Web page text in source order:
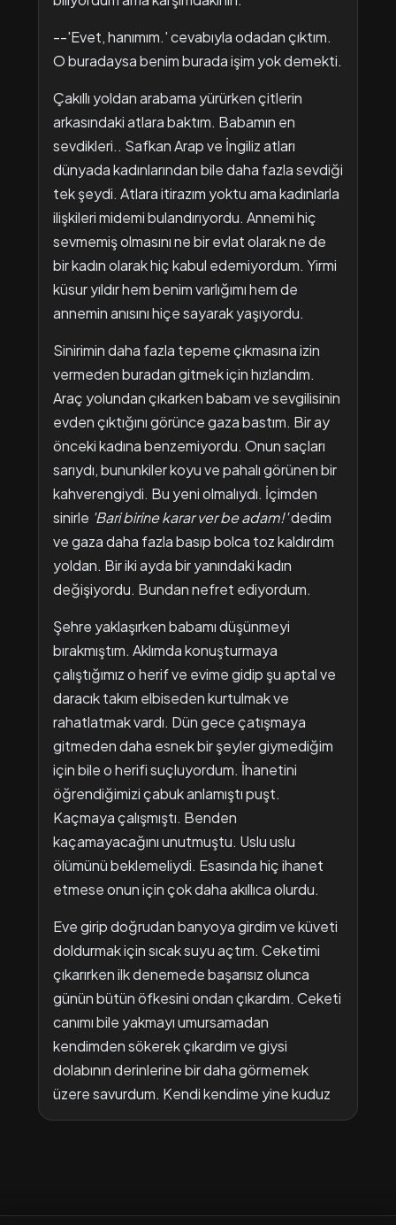
--'Evet, hanımım.' cevabıyla odadan çıktım.
O buradaysa benim burada işim yok demekti.
Çakıllı yoldan arabama yürürken çitlerin
arkasındaki atlara baktım. Babamın en
sevdikleri.. Safkan Arap ve İngiliz atları
dünyada kadınlarından bile daha fazla sevdiği
tek şeydi. Atlara itirazım yoktu ama kadınlarla
ilişkileri midemi bulandırıyordu. Annemi hiç
sevmemiş olmasını ne bir evlat olarak ne de
bir kadın olarak hiç kabul edemiyordum. Yirmi
küsur yıldır hem benim varlığımı hem de
annemin anısını hiçe sayarak yaşıyordu.
Sinirimin daha fazla tepeme çıkmasına izin
vermeden buradan gitmek için hızlandım.
Araç yolundan çıkarken babam ve sevgilisinin
evden çıktığını görünce gaza bastım. Bir ay
önceki kadına benzemiyordu. Onun saçları
sarıydı, bununkiler koyu ve pahalı görünen bir
kahverengiydi. Bu yeni olmalıydı. İçimden
sinirle 'Bari birine karar ver be adam!'dedim
ve gaza daha fazla basıp bolca toz kaldırdım
yoldan. Bir iki ayda bir yanındaki kadın
değişiyordu. Bundan nefret ediyordum.
Şehre yaklaşırken babamı düşünmeyi
bırakmıştım. Aklımda konuşturmaya
çalıştığımız o herif ve evime gidip şu aptal ve
daracık takım elbiseden kurtulmak ve
rahatlatmak vardı. Dün gece çatışmaya
gitmeden daha esnek bir şeyler giymediğim
için bile o herifi suçluyordum. İhanetini
öğrendiğimizi çabuk anlamıştı puşt.
Kaçmaya çalışmıştı. Benden
kaçamayacağını unutmuştu. Uslu uslu
ölümünü beklemeliydi. Esasında hiç ihanet
etmese onun için çok daha akıllıca olurdu.
Eve girip doğrudan banyoya girdim ve küveti
doldurmak için sıcak suyu açtım. Ceketimi
çıkarırken ilk denemede başarısız olunca
günün bütün öfkesini ondan çıkardım. Ceketi
canımı bile yakmayı umursamadan
kendimden sökerek çıkardım ve giysi
dolabının derinlerine bir daha görmemek
üzere savurdum. Kendi kendime yine kuduz